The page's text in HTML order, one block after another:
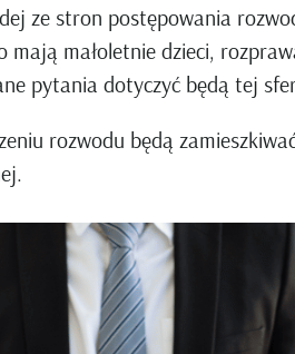
ze stron postępowania
małoletnie dzieci,
pytania dotyczyć będą tej
rozwodu będą